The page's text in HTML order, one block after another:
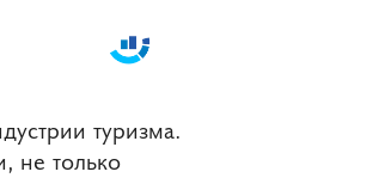
туризма.
не только